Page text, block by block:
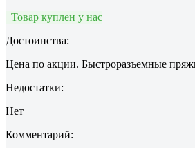
Товар куплен у нас
Достоинства:
Цена по акции. Быстроразъемные
Недостатки:
Нет
Комментарий: